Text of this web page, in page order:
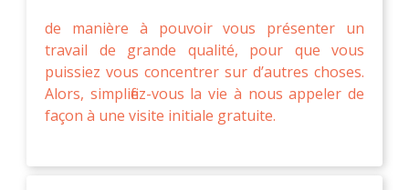
de manière à pouvoir vous présenter un
travail de grande qualité, pour que vous
puissiez vous concentrer sur d’autres choses.
Alors, simplifiez-vous la vie à nous appeler de
façon à une visite initiale gratuite.